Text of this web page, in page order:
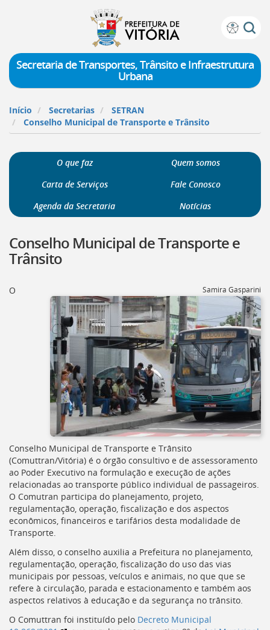
Prefeitura
Vitória
teclado:
a
página
de
acessibilidade
para
a
inicial
do
Portal
Serviços
secretarias
[]
Ir
para
a
página
de
legislação
[]
para
a
listagem
de
notícias
[]
Ir
Secretaria de Transportes, Trânsito e Infraestrutura
Urbana
Início Secretarias
SETRAN
Conselho Municipal de Transporte e Trânsito
O que faz
Quem somos
Carta de Serviços
Fale Conosco
Agenda da Secretaria
Notícias
Conselho Municipal de Transporte e
Trânsito
Samira Gasparini
O
Conselho Municipal de Transporte e Trânsito
(Comuttran/Vitória) é o órgão consultivo e de assessoramento
ao Poder Executivo na formulação e execução de ações
relacionadas ao transporte público individual de passageiros.
O Comutran participa do planejamento, projeto,
regulamentação, operação, fiscalização e dos aspectos
econômicos, financeiros e tarifários desta modalidade de
Transporte.
Além disso, o conselho auxilia a Prefeitura no planejamento,
regulamentação, operação, fiscalização do uso das vias
municipais por pessoas, veículos e animais, no que que se
refere à circulação, parada e estacionamento e também aos
aspectos relativos à educação e da segurança no trânsito.
O Comuttran foi instituído pelo Decreto Municipal